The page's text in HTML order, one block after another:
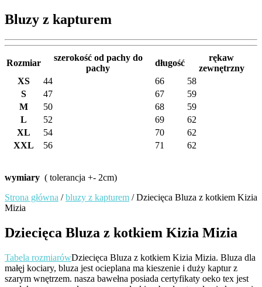
Bluzy z kapturem
Rozmiar
szerokość od pachy do
pachy
długość
rękaw
zewnętrzny
XS
44 66
58
S
47 67
59
M
50 68
59
L
52 69
62
XL
54 70
62
XXL
56 71 62
wymiary ( tolerancja +- 2cm)
Strona główna /bluzy z kapturem / Dziecięca Bluza z kotkiem Kizia
Mizia
Dziecięca Bluza z kotkiem Kizia Mizia
Tabela rozmiarówDziecięca Bluza z kotkiem Kizia Mizia. Bluza dla
małęj kociary, bluza jest ocieplana ma kieszenie i duży kaptur z
szarym wnętrzem. nasza bawełna posiada certyfikaty oeko tex jest